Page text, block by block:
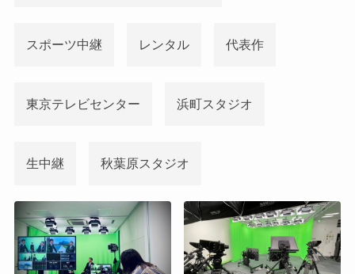
スポーツ中継 レンタル 代表作
東京テレビセンター 浜町スタジオ
生中継 秋葉原スタジオ